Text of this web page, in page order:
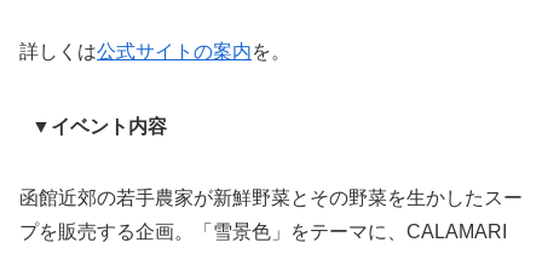
詳しくは公式サイトの案内を。
▼イベント内容
函館近郊の若手農家が新鮮野菜とその野菜を生かしたスー
プを販売する企画。「雪景色」をテーマに、CALAMARI